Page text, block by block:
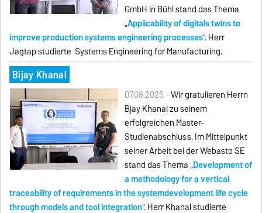
GmbH in Bühl stand das Thema
„Applicability of digitals twins to
improve production systems engineering processes". Herr
Jagtap studierte Systems Engineering for Manufacturing.
Bijay Khanal
07.08.2025 -Wir gratulieren Herrn
Bijay Khanal zu seinem
erfolgreichen Master-
Studienabschluss. Im Mittelpunkt
seiner Arbeit bei der Webasto SE
stand das Thema „Development of
a methodology for a vertical
traceability of requirements in the systemdevelopment life cycle
through models and tool integration". Herr Khanal studierte